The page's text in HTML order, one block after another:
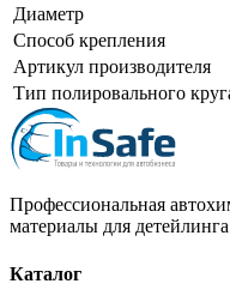
Диаметр
Способ крепления
Артикул производителя
Тип полировального
Профессиональная
материалы для
Каталог